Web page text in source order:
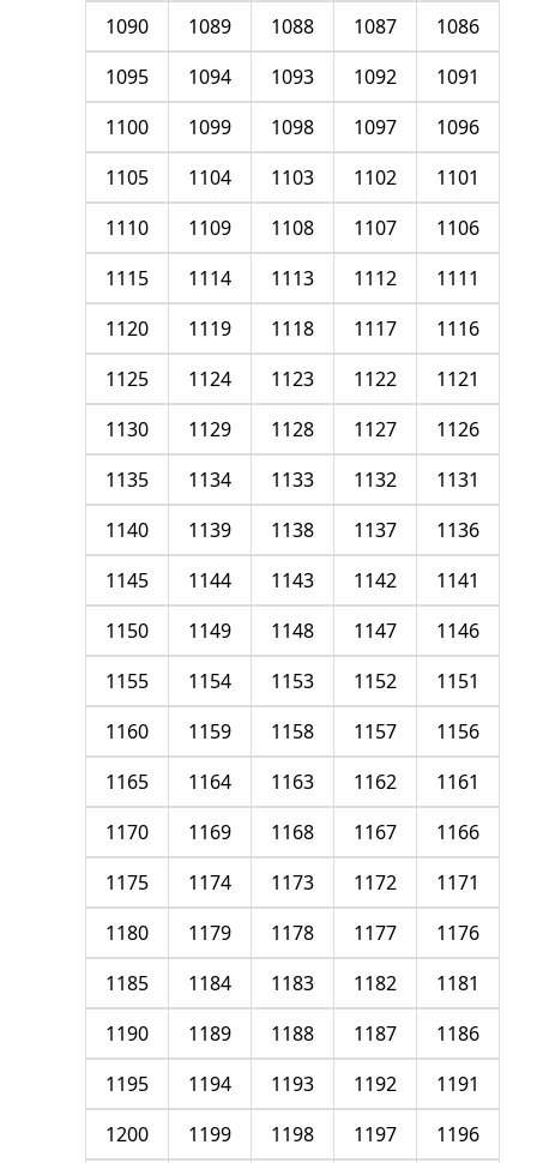
1086
1087
1088
1089
1090
1091
1092
1093
1094
1095
1096
1097
1098
1099
1100
1101
1102
1103
1104
1105
1106
1107
1108
1109
1110
1111
1112
1113
1114
1115
1116
1117
1118
1119
1120
1121
1122
1123
1124
1125
1126
1127
1128
1129
1130
1131
1132
1133
1134
1135
1136
1137
1138
1139
1140
1141
1142
1143
1144
1145
1146
1147
1148
1149
1150
1151
1152
1153
1154
1155
1156
1157
1158
1159
1160
1161
1162
1163
1164
1165
1166
1167
1168
1169
1170
1171
1172
1173
1174
1175
1176
1177
1178
1179
1180
1181
1182
1183
1184
1185
1186
1187
1188
1189
1190
1191
1192
1193
1194
1195
1196
1197
1198
1199
1200